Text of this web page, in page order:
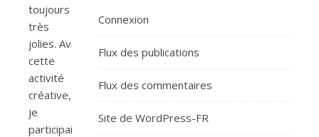
toujours
très
jolies. Avec
cette
activité
créative,
je
participais
Connexion
Flux des publications
Flux des commentaires
Site de WordPress-FR